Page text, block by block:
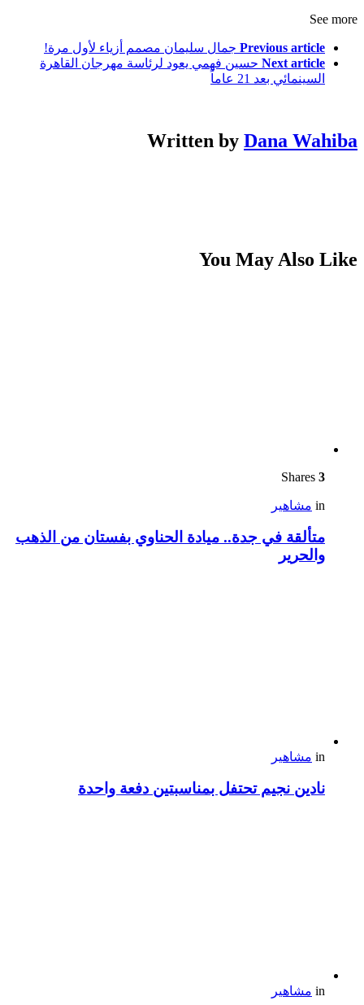
See more
Previous article جمال سليمان مصمم أزياء لأول مرة!
Next article حسين فهمي يعود لرئاسة مهرجان القاهرة
السينمائي بعد 21 عاماً
Written by Dana Wahiba
You May Also Like
3
in مشاهير
متألقة في جدة.. ميادة الحناوي بفستان من الذهب
والحرير
in مشاهير
نادين نجيم تحتفل بمناسبتين دفعة واحدة
in مشاهير